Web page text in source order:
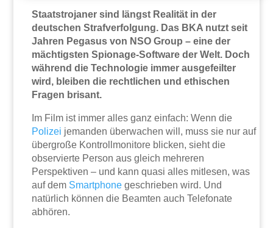
Staatstrojaner sind längst Realität in der
deutschen Strafverfolgung. Das BKA nutzt seit
Jahren Pegasus von NSO Group – eine der
mächtigsten Spionage-Software der Welt. Doch
während die Technologie immer ausgefeilter
wird, bleiben die rechtlichen und ethischen
Fragen brisant.
Im Film ist immer alles ganz einfach: Wenn die
Polizei jemanden überwachen will, muss sie nur auf
übergroße Kontrollmonitore blicken, sieht die
observierte Person aus gleich mehreren
Perspektiven – und kann quasi alles mitlesen, was
auf dem Smartphone geschrieben wird. Und
natürlich können die Beamten auch Telefonate
abhören.